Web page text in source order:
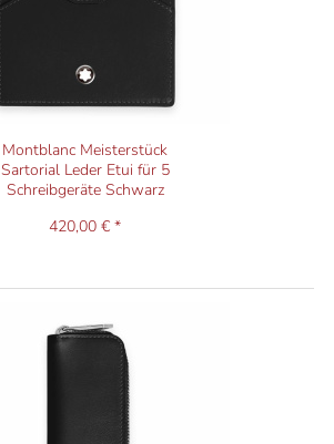
Montblanc Meisterstück
Sartorial Leder Etui für 5
Schreibgeräte Schwarz
420,00 € *